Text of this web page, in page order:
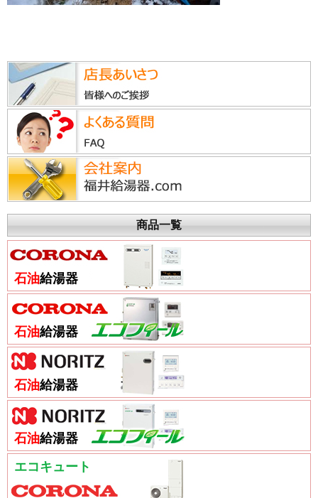
商品一覧
石油給湯器
石油給湯器
石油給湯器
石油給湯器
エコキュート